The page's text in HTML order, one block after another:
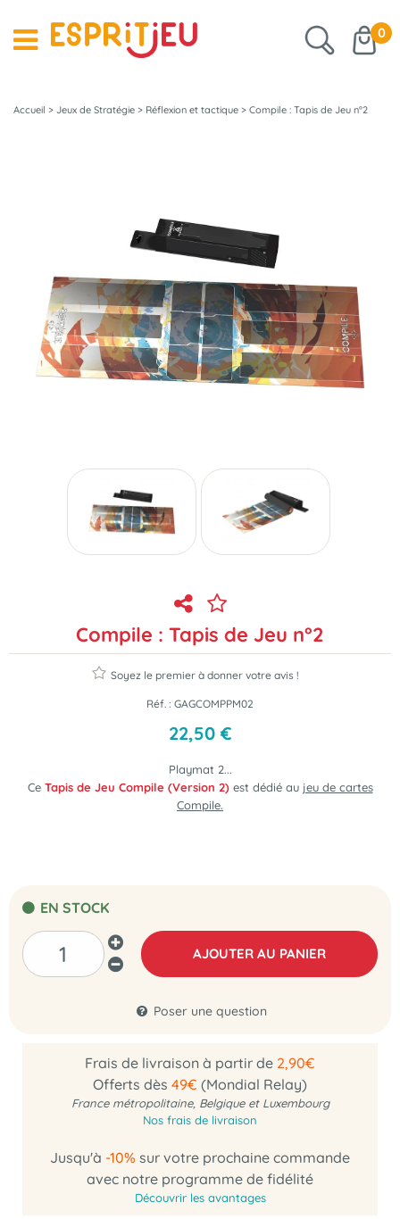
0
Accueil > Jeux de Stratégie > Réflexion et tactique > Compile : Tapis de Jeu n°2
Compile : Tapis de Jeu n°2
Soyez le premier à donner votre avis !
Réf. : GAGCOMPPM02
22,50 €
Playmat 2...
Ce Tapis de Jeu Compile (Version 2)est dédié au jeu de cartes
Compile.
EN STOCK
AJOUTER AU PANIER
Poser une question
Frais de livraison à partir de 2,90€
Offerts dès 49€ (Mondial Relay)
France métropolitaine, Belgique et Luxembourg
Nos frais de livraison
Jusqu'à -10% sur votre prochaine commande
avec notre programme de fidélité
Découvrir les avantages